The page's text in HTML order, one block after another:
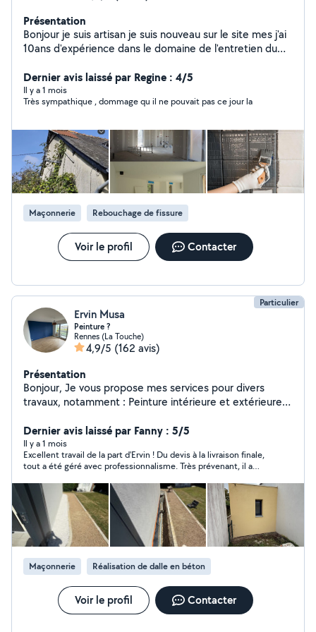
Présentation
Bonjour je suis artisan je suis nouveau sur le site mes j'ai
10ans d'expérience dans le domaine de l'entretien du
toiture nettoyage et rénovation de façade et pignon
Nettoyage des gouttières Aussi dans la réparation de
tuile mur Aussi de la rénovation d'intérieur peinture
l'écoute du clien pour des conseil au plaisir de vous
répondre
Dernier avis laissé par Regine : 4/5
Il y a 1 mois
Très sympathique , dommage qu il ne pouvait pas ce jour la
Maçonnerie Rebouchage de fissure
Voir le profil Contacter
Particulier
Ervin Musa
Peinture ?
Rennes (La Touche)
4,9/5 (162 avis)
Présentation
Bonjour, Je vous propose mes services pour divers
travaux, notamment : Peinture intérieure et extérieure
etc.), Isolation, Nettoyage et rénovation de façades,
Pose de papier peint et de papier à peindre, Petits
travaux de maçonnerie. Je travaille avec soin et
professionnalisme, pour répondre au mieux à vos
besoins, que ce soit pour votre maison ou votre
appartement. N'hésitez pas à me contacter pour plus
d'informations ou pour un devis. Cordialement, Ervin
Dernier avis laissé par Fanny : 5/5
Il y a 1 mois
Excellent travail de la part d'Ervin ! Du devis à la livraison finale,
tout a été géré avec professionnalisme. Très prévenant, il a
scrupuleusement les délais. Mention spéciale pour la propreté
du chantier chaque soir. Un artisan sérieux et fiable que je
recommande vivement !
Maçonnerie Réalisation de dalle en béton
Voir le profil Contacter